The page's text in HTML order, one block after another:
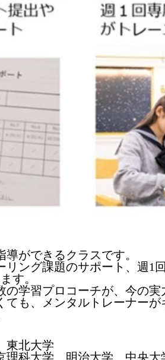
ができるクラスです。
ング課題のサポート、週
す。
学習プロコーチが、今の
ても、メンタルトレーナー
北大学
理科大学 明治大学 中央